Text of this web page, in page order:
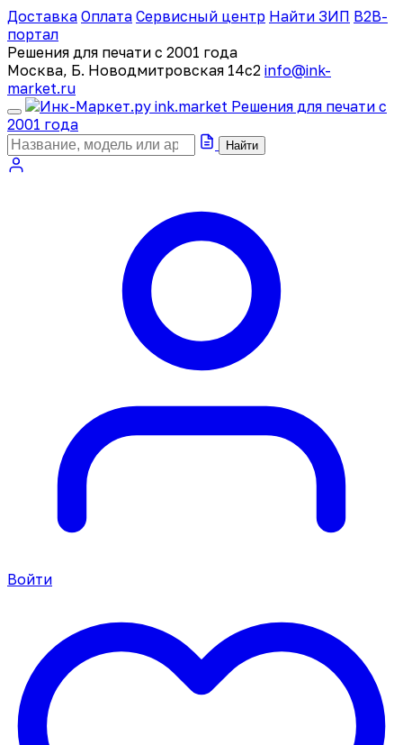
Доставка Оплата Сервисный центр Найти ЗИП B2B-
портал
Решения для печати с 2001 года
Москва, Б. Новодмитровская 14с2 info@ink-
market.ru
ink.market Решения для печати с
2001 года
Найти
Войти